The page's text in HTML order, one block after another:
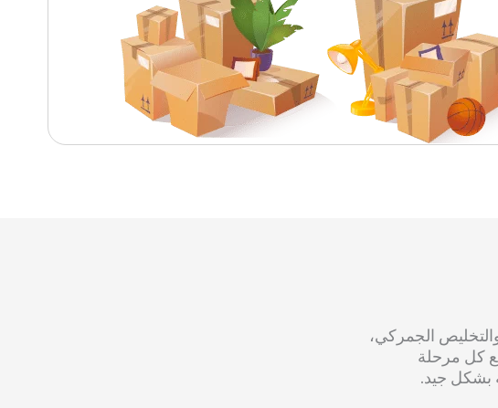
الجمركي،
كل مرحلة
بشكل جيد.